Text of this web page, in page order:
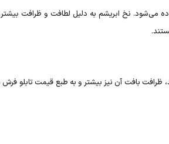
می‌شود. نخ ابریشم به دلیل لطافت و ظرافت
ظرافت بافت آن نیز بیشتر و به طبع قیمت تابلو